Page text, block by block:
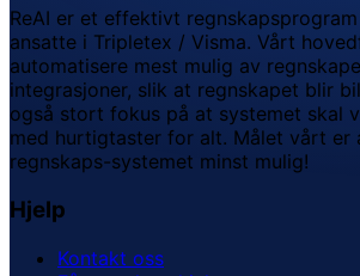
ReAI er et effektivt
ansatte i Tripletex / Visma. Vårt
automatisere mest mulig av
integrasjoner, slik at regnskapet blir
også stort fokus på at systemet skal
med hurtigtaster for alt. Målet vårt er
regnskaps-systemet minst mulig!
Hjelp
Kontakt oss